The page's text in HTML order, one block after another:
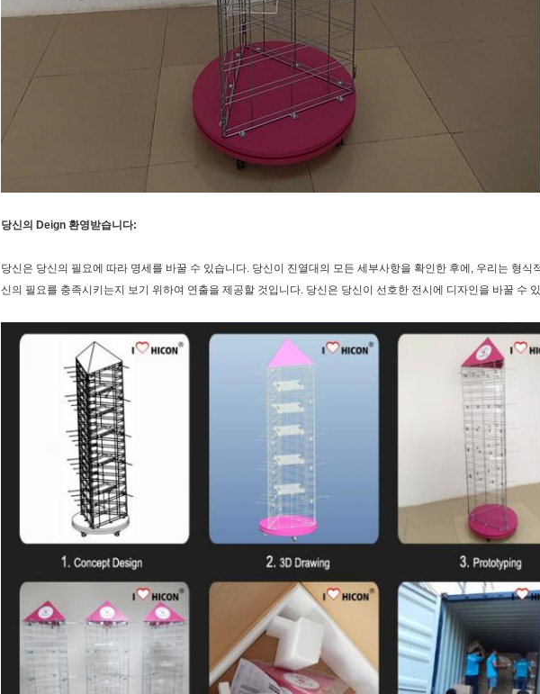
당신의 Deign 환영받습니다:
당신은 당신의 필요에 따라 명세를 바꿀 수 있습니다. 당신이 진열대의 모든 세부사항을 확인한 후에, 우리는 형식
신의 필요를 충족시키는지 보기 위하여 연출을 제공할 것입니다. 당신은 당신이 선호한 전시에 디자인을 바꿀 수